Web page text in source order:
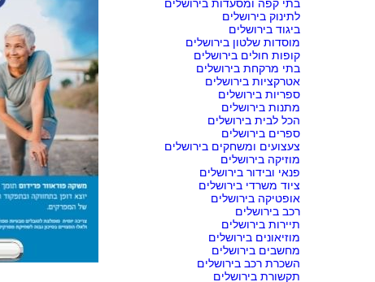
בתי קפה ומסעדות בירושלים
לתינוק בירושלים
ביגוד בירושלים
מוסדות שלטון בירושלים
קופות חולים בירושלים
בתי מרקחת בירושלים
אטרקציות בירושלים
ספריות בירושלים
מתנות בירושלים
הכל לבית בירושלים
ספרים בירושלים
צעצועים ומשחקים בירושלים
מוזיקה בירושלים
פנאי ובידור בירושלים
ציוד משרדי בירושלים
אופטיקה בירושלים
רכב בירושלים
תיירות בירושלים
מוזיאונים בירושלים
מחשבים בירושלים
השכרת רכב בירושלים
תקשורת בירושלים